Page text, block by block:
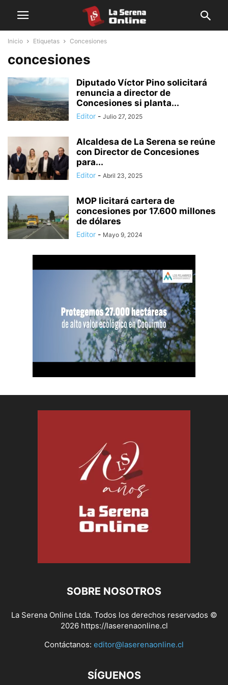
Inicio Etiquetas Concesiones
concesiones
Diputado Víctor Pino solicitará
renuncia a director de
Concesiones si planta...
Editor - Julio 27, 2025
Alcaldesa de La Serena se reúne
con Director de Concesiones
para...
Editor - Abril 23, 2025
MOP licitará cartera de
concesiones por 17.600 millones
de dólares
Editor - Mayo 9, 2024
SOBRE NOSOTROS
La Serena Online Ltda. Todos los derechos reservados ©
2026 https://laserenaonline.cl
Contáctanos: editor@laserenaonline.cl
SÍGUENOS